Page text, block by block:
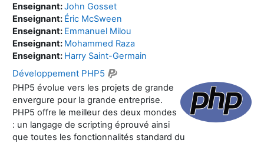
Enseignant:John Gosset
Enseignant: Éric McSween
Enseignant: Emmanuel Milou
Enseignant: Mohammed Raza
Enseignant: Harry Saint-Germain
Développement PHP5
PHP5 évolue vers les projets de grande
envergure pour la grande entreprise.
PHP5 offre le meilleur des deux mondes
: un langage de scripting éprouvé ainsi
que toutes les fonctionnalités standard du